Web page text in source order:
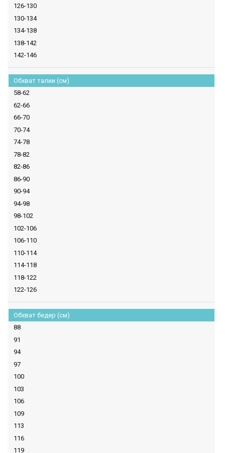
126-130
130-134
134-138
138-142
142-146
Обхват талии (см)
58-62
62-66
66-70
70-74
74-78
78-82
82-86
86-90
90-94
94-98
98-102
102-106
106-110
110-114
114-118
118-122
122-126
Обхват бедер (см)
88
91
94
97
100
103
106
109
113
116
119